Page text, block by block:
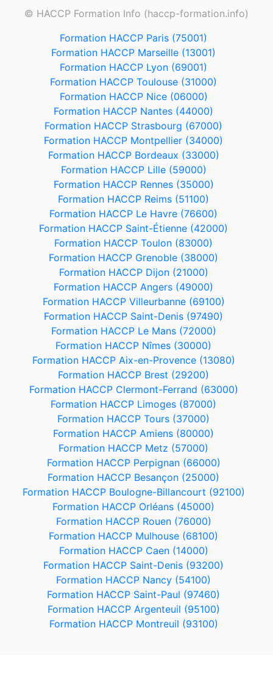
© HACCP Formation Info (haccp-formation.info)
Formation HACCP Paris (75001)
Formation HACCP Marseille (13001)
Formation HACCP Lyon (69001)
Formation HACCP Toulouse (31000)
Formation HACCP Nice (06000)
Formation HACCP Nantes (44000)
Formation HACCP Strasbourg (67000)
Formation HACCP Montpellier (34000)
Formation HACCP Bordeaux (33000)
Formation HACCP Lille (59000)
Formation HACCP Rennes (35000)
Formation HACCP Reims (51100)
Formation HACCP Le Havre (76600)
Formation HACCP Saint-Étienne (42000)
Formation HACCP Toulon (83000)
Formation HACCP Grenoble (38000)
Formation HACCP Dijon (21000)
Formation HACCP Angers (49000)
Formation HACCP Villeurbanne (69100)
Formation HACCP Saint-Denis (97490)
Formation HACCP Le Mans (72000)
Formation HACCP Nîmes (30000)
Formation HACCP Aix-en-Provence (13080)
Formation HACCP Brest (29200)
Formation HACCP Clermont-Ferrand (63000)
Formation HACCP Limoges (87000)
Formation HACCP Tours (37000)
Formation HACCP Amiens (80000)
Formation HACCP Metz (57000)
Formation HACCP Perpignan (66000)
Formation HACCP Besançon (25000)
Formation HACCP Boulogne-Billancourt (92100)
Formation HACCP Orléans (45000)
Formation HACCP Rouen (76000)
Formation HACCP Mulhouse (68100)
Formation HACCP Caen (14000)
Formation HACCP Saint-Denis (93200)
Formation HACCP Nancy (54100)
Formation HACCP Saint-Paul (97460)
Formation HACCP Argenteuil (95100)
Formation HACCP Montreuil (93100)